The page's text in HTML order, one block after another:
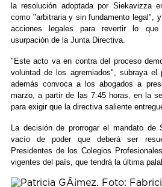
la resolución adoptada por Siekavizza
como "arbitraria y sin fundamento legal",
acciones legales para revertir lo
usurpación de la Junta Directiva.
"Este acto va en contra del proceso
voluntad de los agremiados", subraya el
además convoca a los abogados a
marzo, a partir de las 7:45 horas, en la
para exigir que la directiva saliente
La decisión de prorrogar el mandato de
vacío de poder que deberá ser
Presidentes de los Colegios
vigentes del país, que tendrá la última